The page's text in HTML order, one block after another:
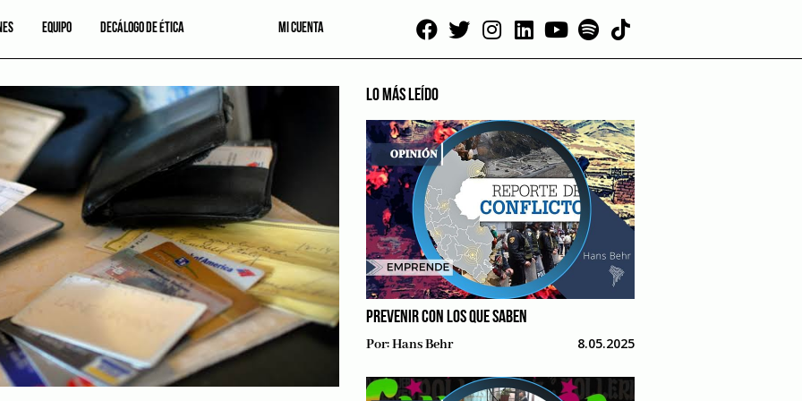
EQUIPO DECÁLOGO DE ÉTICA MI CUENTA
LO MÁS LEÍDO
PREVENIR CON LOS QUE SABEN
Por:Hans Behr 8.05.2025